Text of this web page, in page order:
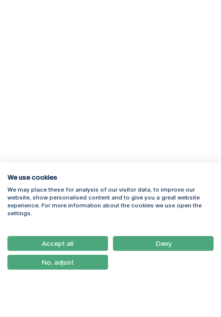
Rua Diogo Botelho 1327
4169-005 Porto
+351 226 196 240
Campus Online
Webmail
Como Chegar
Newsletter
We use cookies
We may place these for analysis of our visitor data, to improve our
website, show personalised content and to give you a great website
experience. For more information about the cookies we use open the
settings.
Accept all Deny
No, adjust